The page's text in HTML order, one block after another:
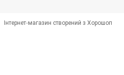
Інтернет-магазин створений з Хорошоп